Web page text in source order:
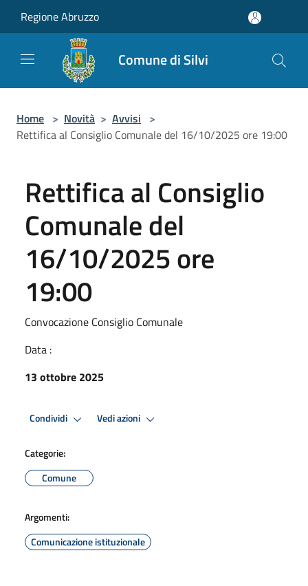
Regione Abruzzo
Comune di Silvi
Home > Novità > Avvisi >
Rettifica al Consiglio Comunale del 16/10/2025 ore 19:00
Rettifica al Consiglio
Comunale del
16/10/2025 ore
19:00
Convocazione Consiglio Comunale
Data :
13 ottobre 2025
Condividi Vedi azioni
Categorie:
Comune
Argomenti:
Comunicazione istituzionale